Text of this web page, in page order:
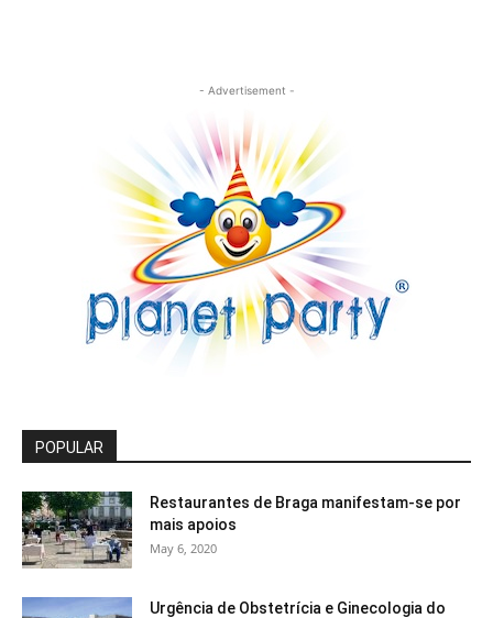
- Advertisement -
POPULAR
Restaurantes de Braga manifestam-se por
mais apoios
May 6, 2020
Urgência de Obstetrícia e Ginecologia do